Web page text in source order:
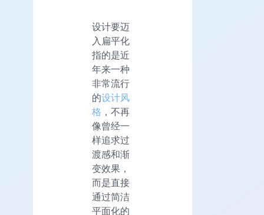
设计要迈
入扁平化
指的是近
年来一种
非常流行
的设计风
格 ，不再
像曾经一
样追求过
渡感和渐
变效果，
而是直接
通过简洁
平面化的